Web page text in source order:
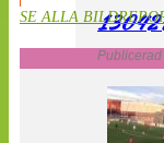
SE ALLA